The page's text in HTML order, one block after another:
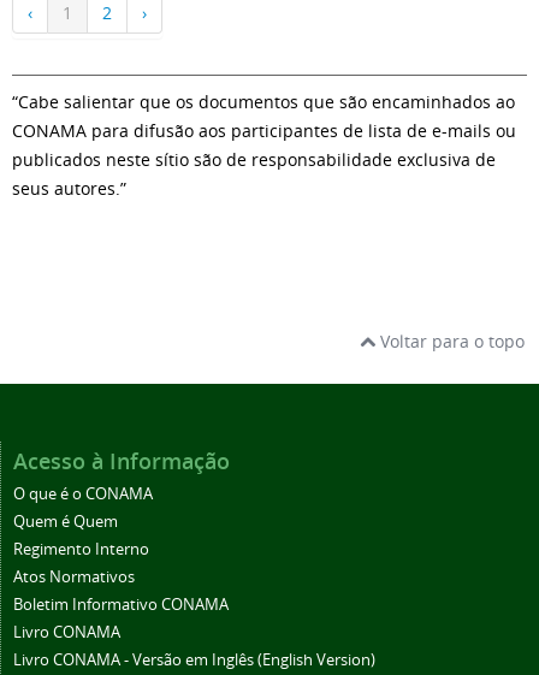
‹ 1 2 ›
“Cabe salientar que os documentos que são encaminhados ao
CONAMA para difusão aos participantes de lista de e-mails ou
publicados neste sítio são de responsabilidade exclusiva de
seus autores.”
Voltar para o topo
Acesso à Informação
O que é o CONAMA
Quem é Quem
Regimento Interno
Atos Normativos
Boletim Informativo CONAMA
Livro CONAMA
Livro CONAMA - Versão em Inglês (English Version)